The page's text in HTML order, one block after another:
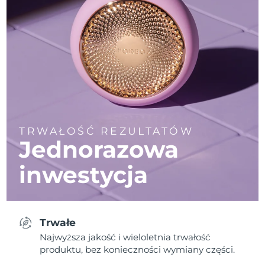
TRWAŁOŚĆ REZULTATÓW
Jednorazowa
inwestycja
Trwałe
Najwyższa jakość i wieloletnia trwałość
produktu, bez konieczności wymiany części.